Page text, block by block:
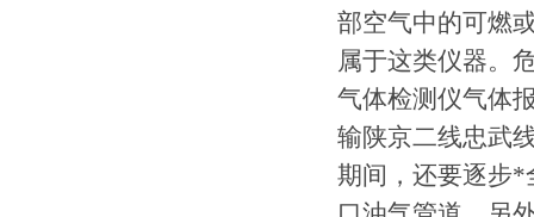
部空气中的可燃
属于这类仪器。
气体检测仪气体
输陕京二线忠武
期间，还要逐步*